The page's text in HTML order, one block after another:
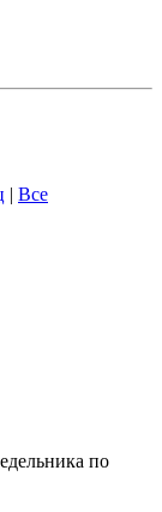
| Все
по